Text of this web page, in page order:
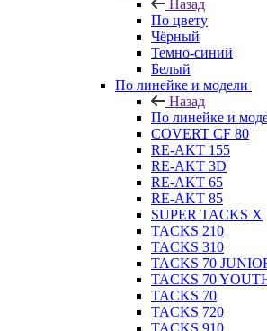
Назад
По цвету
Чёрный
Темно-синий
Белый
По линейке и модели
Назад
По линейке и
COVERT CF 80
RE-AKT 155
RE-AKT 3D
RE-AKT 65
RE-AKT 85
SUPER TACKS X
TACKS 210
TACKS 310
TACKS 70
TACKS 70
TACKS 70
TACKS 720
TACKS 910